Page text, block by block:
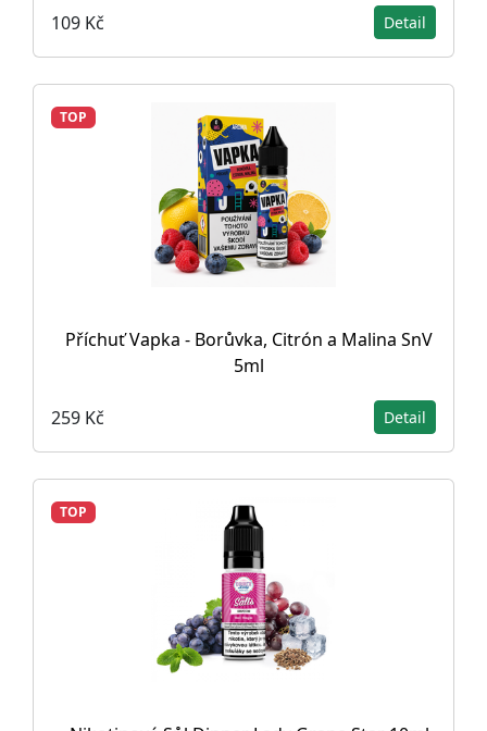
109 Kč Detail
TOP
Příchuť Vapka - Borůvka, Citrón a Malina SnV
5ml
259 Kč Detail
TOP